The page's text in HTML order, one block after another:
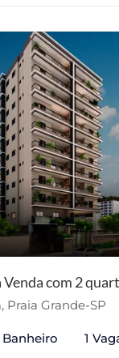
com 2
Praia Grande-SP
Banheiro 1